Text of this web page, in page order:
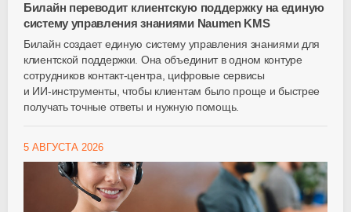
Билайн переводит клиентскую поддержку на единую
систему управления знаниями Naumen KMS
Билайн создает единую систему управления знаниями для
клиентской поддержки. Она объединит в одном контуре
сотрудников контакт-центра , цифровые сервисы
и ИИ-инструменты , чтобы клиентам было проще и быстрее
получать точные ответы и нужную помощь.
5 АВГУСТА 2026